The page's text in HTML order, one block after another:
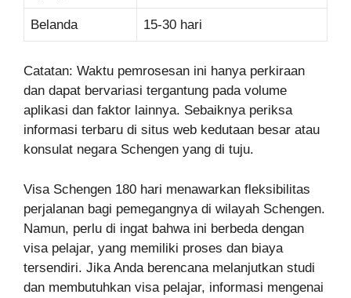
Belanda 15-30 hari
Catatan: Waktu pemrosesan ini hanya perkiraan
dan dapat bervariasi tergantung pada volume
aplikasi dan faktor lainnya. Sebaiknya periksa
informasi terbaru di situs web kedutaan besar atau
konsulat negara Schengen yang di tuju.
Visa Schengen 180 hari menawarkan fleksibilitas
perjalanan bagi pemegangnya di wilayah Schengen.
Namun, perlu di ingat bahwa ini berbeda dengan
visa pelajar, yang memiliki proses dan biaya
tersendiri. Jika Anda berencana melanjutkan studi
dan membutuhkan visa pelajar, informasi mengenai